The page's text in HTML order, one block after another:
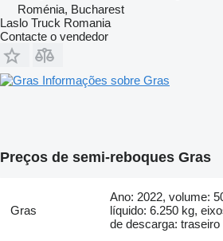
Roménia, Bucharest
Laslo Truck Romania
Contacte o vendedor
Informações sobre Gras
Preços de semi-reboques Gras
Gras
Ano: 2022, volume:
líquido: 6.250 kg,
de descarga: traseiro